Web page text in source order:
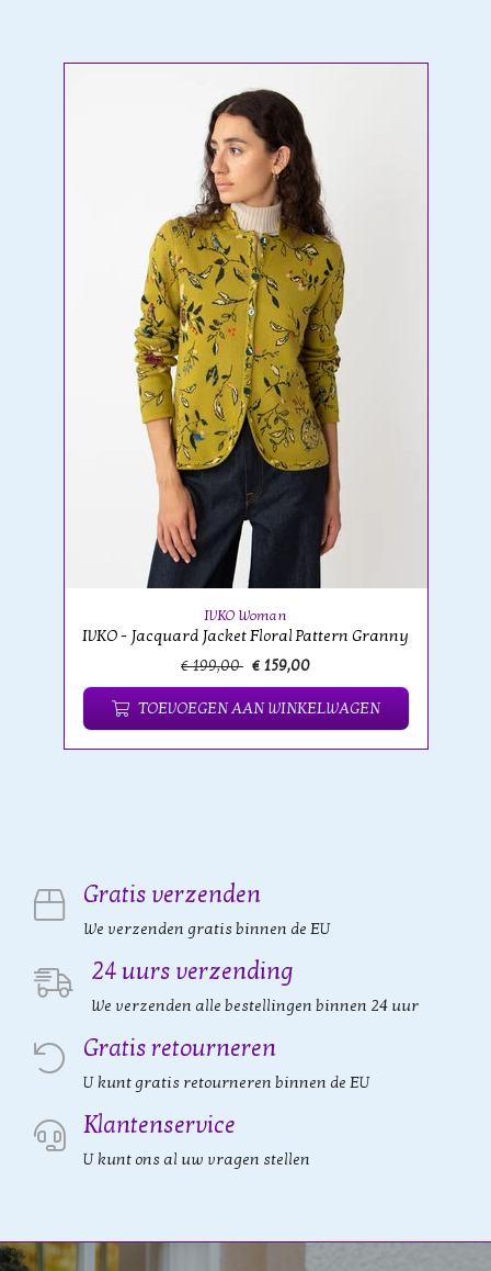
IVKO Woman
IVKO - Jacquard Jacket Floral Pattern Granny
€ 199,00 € 159,00
TOEVOEGEN AAN WINKELWAGEN
Gratis verzenden
We verzenden gratis binnen de EU
24 uurs verzending
We verzenden alle bestellingen binnen 24 uur
Gratis retourneren
U kunt gratis retourneren binnen de EU
Klantenservice
U kunt ons al uw vragen stellen